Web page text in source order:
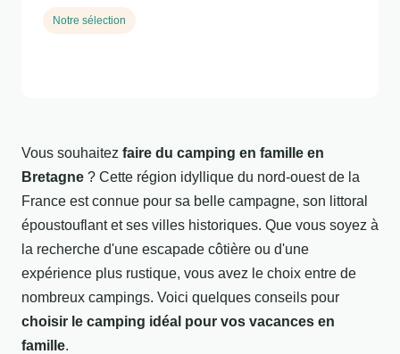
Vous souhaitez faire du camping en famille en
Bretagne ? Cette région idyllique du nord-ouest de la
France est connue pour sa belle campagne, son littoral
époustouflant et ses villes historiques. Que vous soyez à
la recherche d'une escapade côtière ou d'une
expérience plus rustique, vous avez le choix entre de
nombreux campings. Voici quelques conseils pour
choisir le camping idéal pour vos vacances en
famille.
Notre sélection